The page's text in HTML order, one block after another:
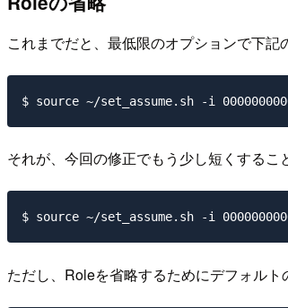
これまでだと、最低限のオプションで下記
$ source ~/set_assume.sh -i
それが、今回の修正でもう少し短くするこ
$ source ~/set_assume.sh -i
ただし、Roleを省略するためにデフォルト